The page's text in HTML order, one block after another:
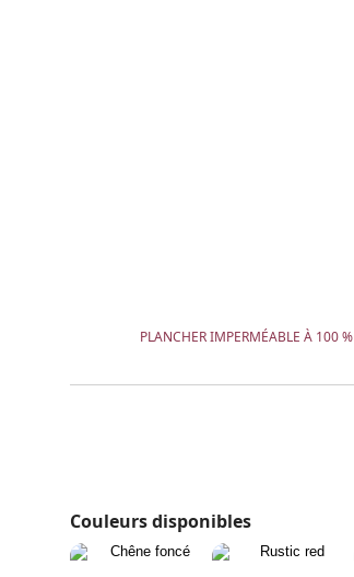
PLANCHER IMPERMÉABLE À 100 %
Couleurs disponibles